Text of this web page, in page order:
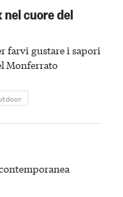
nel cuore del
farvi gustare i sapori
Monferrato